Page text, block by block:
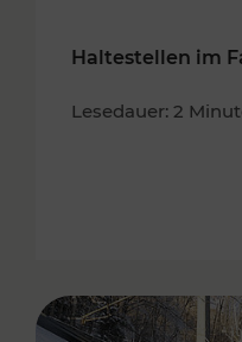
Haltestellen im
Lesedauer: 2